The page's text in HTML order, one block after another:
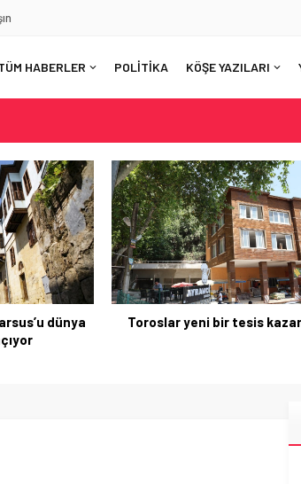
HABERLER POLİTİKA KÖŞE YAZILARI
karşı hazır mı?
dünya
Toroslar yeni bir tesis